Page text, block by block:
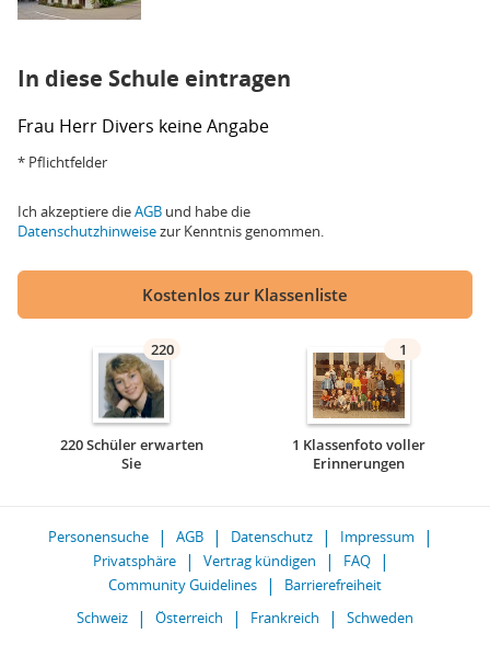
In diese Schule eintragen
Frau Herr Divers keine Angabe
* Pflichtfelder
Ich akzeptiere dieAGB und habe die
Datenschutzhinweisezur Kenntnis genommen.
Kostenlos zur Klassenliste
220
220 Schüler erwarten
Sie
1
1 Klassenfoto voller
Erinnerungen
Personensuche AGB Datenschutz
Impressum
Privatsphäre
Vertrag kündigen
FAQ
Community Guidelines
Barrierefreiheit
Schweiz
Österreich Frankreich Schweden